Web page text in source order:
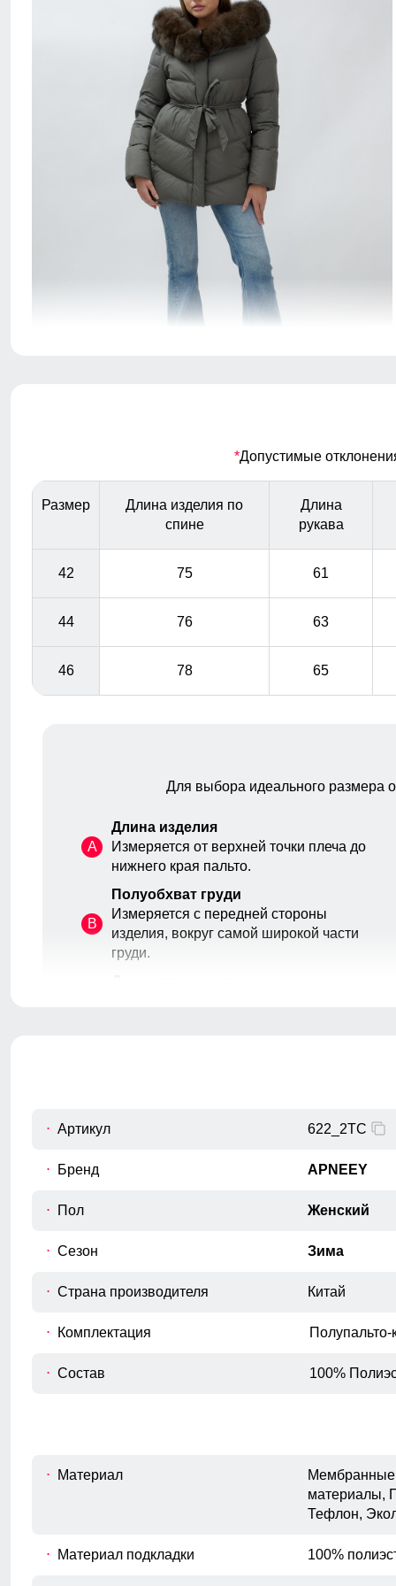
Изысканность в мелочах
Каждая деталь пальто, от карманов и воротника до
манжетов, выполнена с особой тщательностью,
добавляя изделию изысканности и подчеркивая
*Допустимые
Размер
Длина изделия по
спине
Длина
рукава
42 75 61
44 76 63
46 78 65
Для выбора идеального размера
A
Длина изделия
Измеряется от верхней точки плеча до
нижнего края пальто.
B
Полуобхват груди
Измеряется с передней стороны
изделия, вокруг самой широкой части
груди.
E
Расстояние от подмышечного шва
Измеряется по самым широким
Артикул 622_2TC
Бренд APNEEY
Пол Женский
Сезон Зима
Страна производителя Китай
Комплектация
Состав 100%
Материал
материалы,
Тефлон,
Материал подкладки 100%